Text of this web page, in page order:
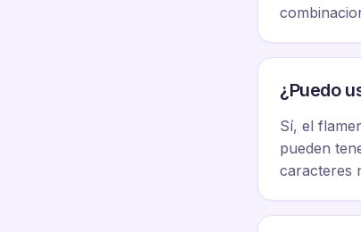
¿Puedo
Sí, el
pueden
caracteres